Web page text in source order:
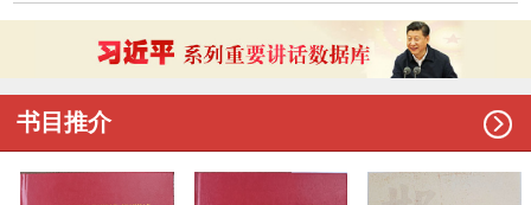
书目推介 